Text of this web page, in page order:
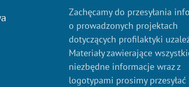
Zachęcamy do przesyłania
o prowadzonych projektach
dotyczących profilaktyki
Materiały zawierające
niezbędne informacje wraz z
logotypami prosimy przesyłać